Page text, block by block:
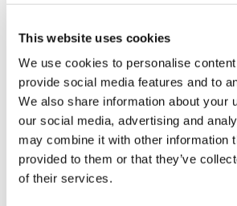
This website uses cookies
We use cookies to personalise
provide social media features and to
We also share information about your
our social media, advertising and
may combine it with other information
provided to them or that they’ve
of their services.
lädt die Gäste zum Verweilen ein. Überwürfe und
weiche Struktur und, je nach Design, für Farbe
schon bequemes Sofa in einen perfekten Ort, um
Lagen von gebrochenem Weiß, Grau, Dunkelblau
genug, um sich in jede bestehende Einrichtung
Stil hinzuzufügen.